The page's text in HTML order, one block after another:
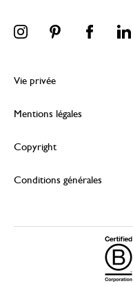
Vie privée
Mentions légales
Copyright
Conditions générales